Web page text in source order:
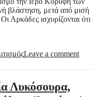
βλάστηση, μετά από μισή
Αρκάδες ισχυρίζονται ότι
Leave a comment
Λυκόσουρα,